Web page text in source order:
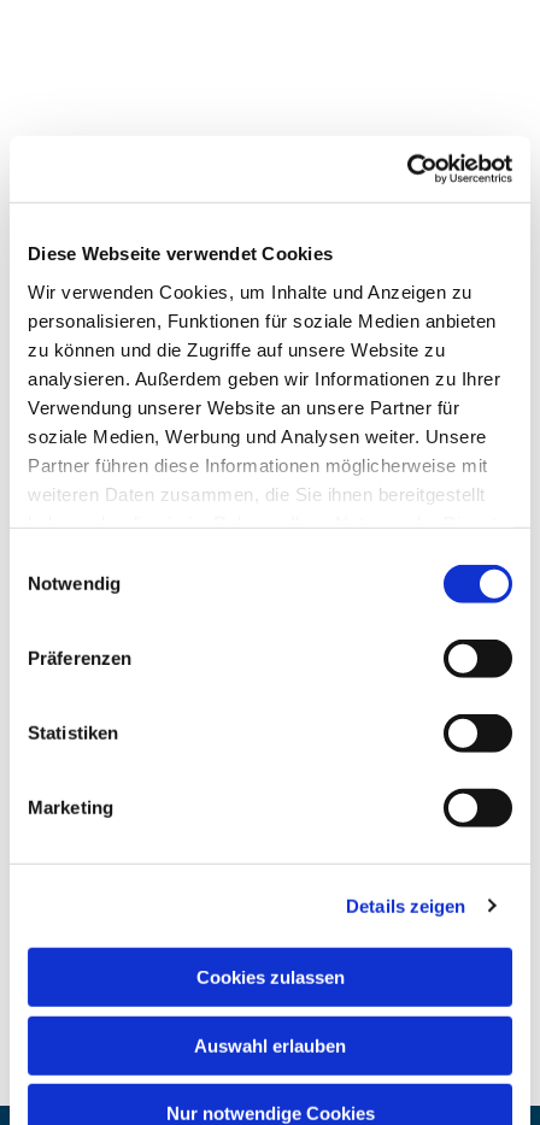
Diese Webseite verwendet Cookies
Wir verwenden Cookies, um Inhalte und Anzeigen zu
personalisieren, Funktionen für soziale Medien anbieten
zu können und die Zugriffe auf unsere Website zu
analysieren. Außerdem geben wir Informationen zu Ihrer
Verwendung unserer Website an unsere Partner für
soziale Medien, Werbung und Analysen weiter. Unsere
Partner führen diese Informationen möglicherweise mit
weiteren Daten zusammen, die Sie ihnen bereitgestellt
Notwendig
Präferenzen
Statistiken
Marketing
Details zeigen
Cookies zulassen
Auswahl erlauben
Nur notwendige Cookies
Dies könnte Sie auch
interessieren